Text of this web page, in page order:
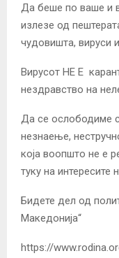
Да беше по ваше и
излезе од
чудовишта, вируси
Вирусот НЕ Е
нездравство на
Да се ослободиме
незнаење,
која воопшто не е
туку на интересите
Бидете дел од
Македонија“
https://